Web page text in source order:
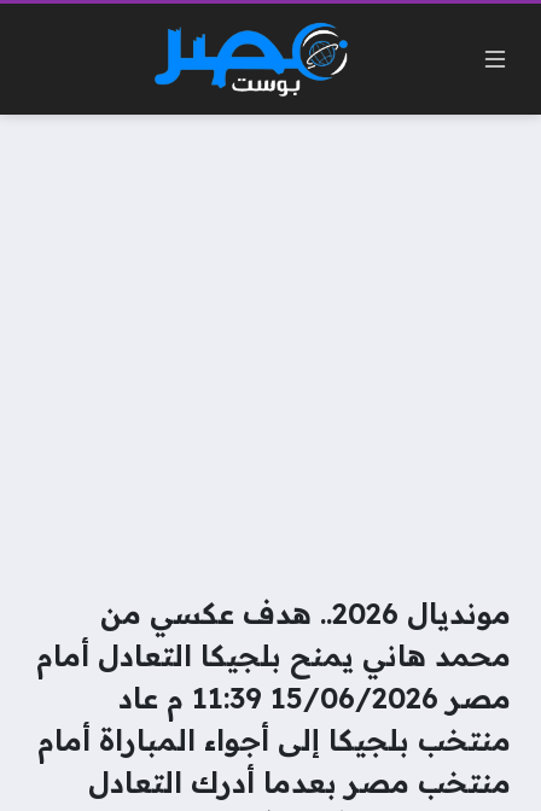
مونديال 2026.. هدف عكسي من
محمد هاني يمنح بلجيكا التعادل أمام
مصر 15/06/2026 11:39 م عاد
منتخب بلجيكا إلى أجواء المباراة أمام
منتخب مصر بعدما أدرك التعادل